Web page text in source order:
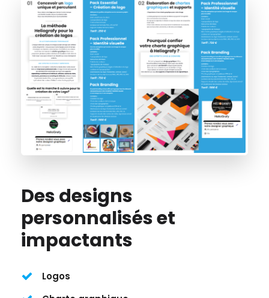
Des designs
personnalisés et
impactants
Logos